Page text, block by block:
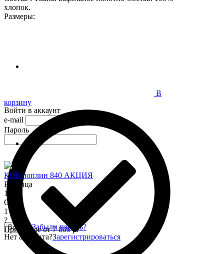
хлопок.
Размеры:
В
корзину
КПБ поплин 840 АКЦИЯ
Розница
1 345
Опт
1 150
?
При заказе от 7 000 р.
Войти в аккаунт
e-mail
Пароль
Войти
Забыли пароль?
Нет аккаунта?Зарегистрироваться